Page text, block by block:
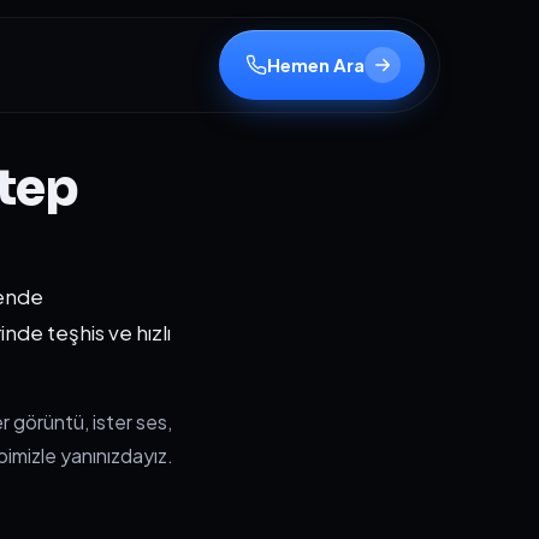
Hemen Ara
teşhis ve hızlı
görüntü, ister ses,
yanınızdayız.